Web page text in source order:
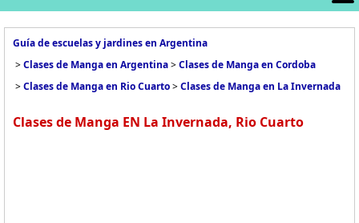
Guía de escuelas y jardines en Argentina
>Clases de Manga en Argentina>Clases de Manga en Cordoba
>Clases de Manga en Rio Cuarto>Clases de Manga en La Invernada
Clases de Manga EN La Invernada, Rio Cuarto